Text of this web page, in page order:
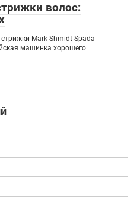
волос:
Mark Shmidt Spada
машинка хорошего